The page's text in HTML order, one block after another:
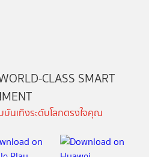
CLASS SMART
นเทิงระดับโลกตรงใจคุณ